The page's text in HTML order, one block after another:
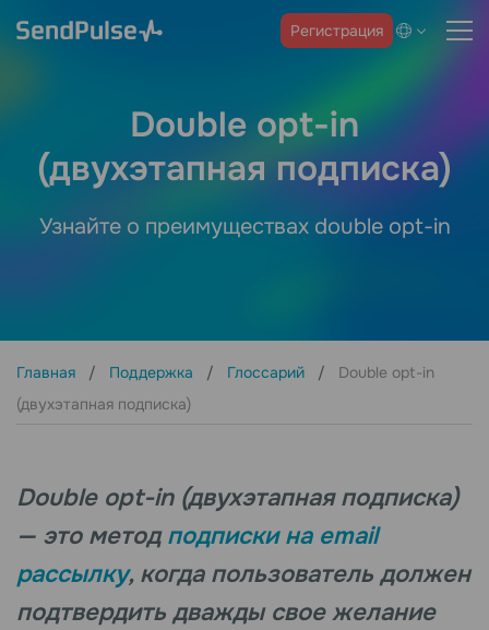
Регистрация
Double opt-in
(двухэтапная подписка)
Узнайте о преимуществах double opt-in
Главная Поддержка Глоссарий
Double opt-in
(двухэтапная подписка)
Double opt-in (двухэтапная подписка)
— это методподписки на email
рассылку, когда пользователь должен
подтвердить дважды свое желание